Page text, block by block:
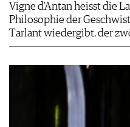
Vigne d’Antan heisst die
Philosophie der
Tarlant wiedergibt, der